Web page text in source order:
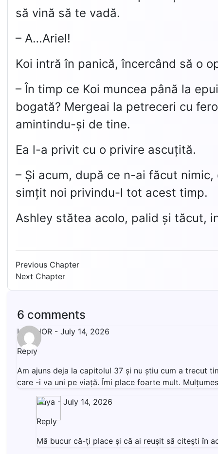
să vină să te vadă.
– A…Ariel!
Koi intră în panică, încercând să o
– În timp ce Koi muncea până la
bogată? Mergeai la petreceri cu
amintindu-și de tine.
Ea l-a privit cu o privire ascuțită.
– Și acum, după ce n-ai făcut
simțit noi privindu-l tot acest timp.
Ashley stătea acolo, palid și tăcut,
Previous Chapter
Next Chapter
6 comments
LIVISHOR - July 14, 2026
Reply
Am ajuns deja la capitolul 37 și nu știu cum a trecut
care -i va uni pe viață. Îmi place foarte mult.
Anya - July 14, 2026
Reply
Mă bucur că-ţi place şi că ai reuşit să citeşti în